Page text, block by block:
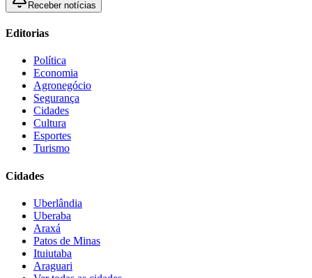
Receber notícias
Editorias
Política
Economia
Agronegócio
Segurança
Cidades
Cultura
Esportes
Turismo
Cidades
Uberlândia
Uberaba
Araxá
Patos de Minas
Ituiutaba
Araguari